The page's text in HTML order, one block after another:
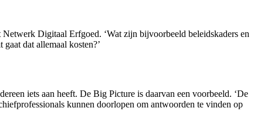
Digitaal Erfgoed. ‘Wat zijn bijvoorbeeld beleidskaders en
dat allemaal kosten?’
iets aan heeft. De Big Picture is daarvan een voorbeeld. ‘De
kunnen doorlopen om antwoorden te vinden op